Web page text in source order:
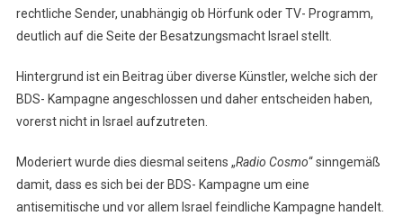
rechtliche Sender, unabhängig ob Hörfunk oder TV- Programm,
deutlich auf die Seite der Besatzungsmacht Israel stellt.
Hintergrund ist ein Beitrag über diverse Künstler, welche sich der
BDS- Kampagne angeschlossen und daher entscheiden haben,
vorerst nicht in Israel aufzutreten.
Moderiert wurde dies diesmal seitens „Radio Cosmo“ sinngemäß
damit, dass es sich bei der BDS- Kampagne um eine
antisemitische und vor allem Israel feindliche Kampagne handelt.